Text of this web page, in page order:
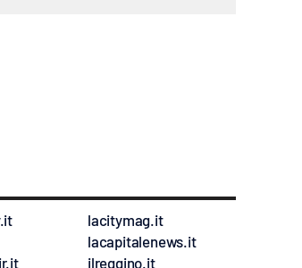
lacitymag.it
lacapitalenews.it
ilreggino.it